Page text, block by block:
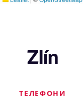
Zlín
ТЕЛЕФОНИ